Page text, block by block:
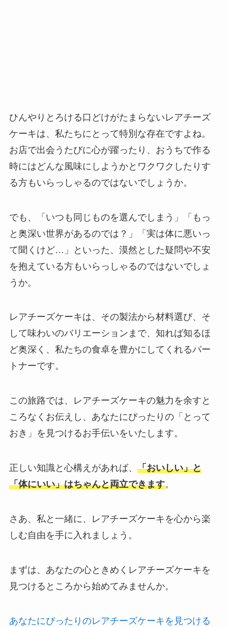
ひんやりとろける口どけがたまらないレアチーズ
ケーキは、私たちにとって特別な存在ですよね。
お店で出会うたびに心が躍ったり、おうちで作る
時にはどんな風味にしようかとワクワクしたりす
る方もいらっしゃるのではないでしょうか。
でも、「いつも同じものを選んでしまう」「もっ
と奥深い世界があるのでは？」「実は体に悪いっ
て聞くけど…」といった、漠然とした疑問や不安
を抱えている方もいらっしゃるのではないでしょ
うか。
レアチーズケーキは、その製法から材料選び、そ
して味わいのバリエーションまで、知れば知るほ
ど奥深く、私たちの食卓を豊かにしてくれるパー
トナーです。
この旅路では、レアチーズケーキの魅力を余すと
ころなくお伝えし、あなたにぴったりの「とって
おき」を見つけるお手伝いをいたします。
正しい知識と心構えがあれば、 「おいしい」と
「体にいい」はちゃんと両立できます。
さあ、私と一緒に、レアチーズケーキを心から楽
しむ自由を手に入れましょう。
まずは、あなたの心ときめくレアチーズケーキを
見つけるところから始めてみませんか。
あなたにぴったりのレアチーズケーキを見つける